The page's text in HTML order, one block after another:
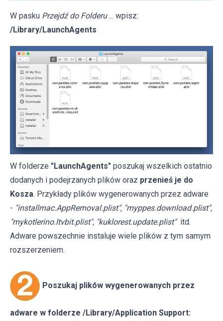
W pasku Przejdź do Folderu ... wpisz:
/Library/LaunchAgents
W folderze "LaunchAgents" poszukaj wszelkich ostatnio
dodanych i podejrzanych plików oraz przenieś je do
Kosza. Przykłady plików wygenerowanych przez adware
- "installmac.AppRemoval.plist", "myppes.download.plist",
"mykotlerino.ltvbit.plist", "kuklorest.update.plist" itd.
Adware powszechnie instaluje wiele plików z tym samym
rozszerzeniem.
Poszukaj plików wygenerowanych przez
adware w folderze /Library/Application Support: